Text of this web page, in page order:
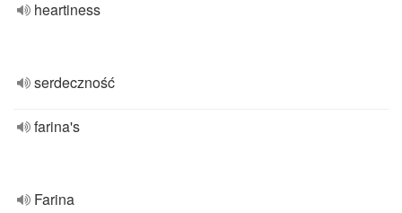
heartiness
serdeczność
farina's
Farina